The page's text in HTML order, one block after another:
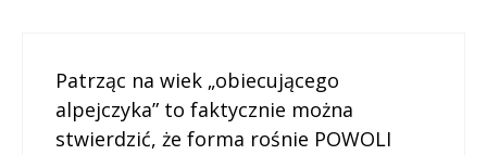
Patrząc na wiek „obiecującego
alpejczyka” to faktycznie można
stwierdzić, że forma rośnie POWOLI